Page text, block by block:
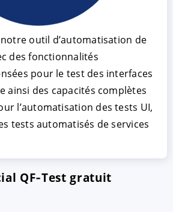
notre outil d’automatisation de
des fonctionnalités
pour le test des interfaces
ainsi des capacités complètes
l’automatisation des tests UI,
tests automatisés de services
QF‑Test gratuit
PARAMETRER REFUSER